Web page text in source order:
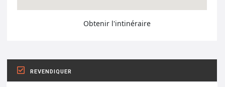
Obtenir l'intinéraire
REVENDIQUER